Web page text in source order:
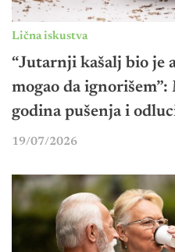
Lična iskustva
“Jutarnji kašalj bio je
mogao da
godina pušenja i
19/07/2026